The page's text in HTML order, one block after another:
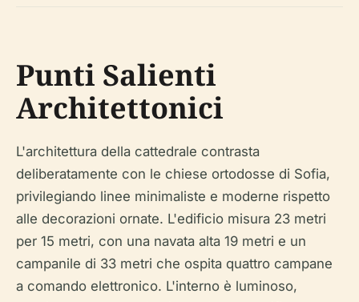
Punti Salienti
Architettonici
L'architettura della cattedrale contrasta
deliberatamente con le chiese ortodosse di Sofia,
privilegiando linee minimaliste e moderne rispetto
alle decorazioni ornate. L'edificio misura 23 metri
per 15 metri, con una navata alta 19 metri e un
campanile di 33 metri che ospita quattro campane
a comando elettronico. L'interno è luminoso,